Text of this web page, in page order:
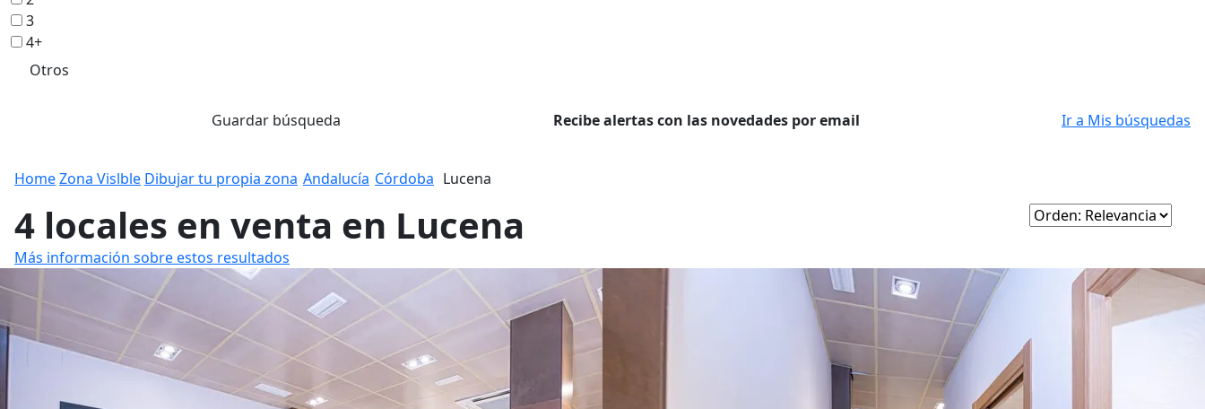
3
4+
Otros
Guardar búsqueda Recibe alertas con las novedades por email Ir a Mis búsquedas
HomeZona Vislble Dibujar tu propia zona Andalucía Córdoba Lucena
4 locales en venta en Lucena
Más información sobre estos resultados